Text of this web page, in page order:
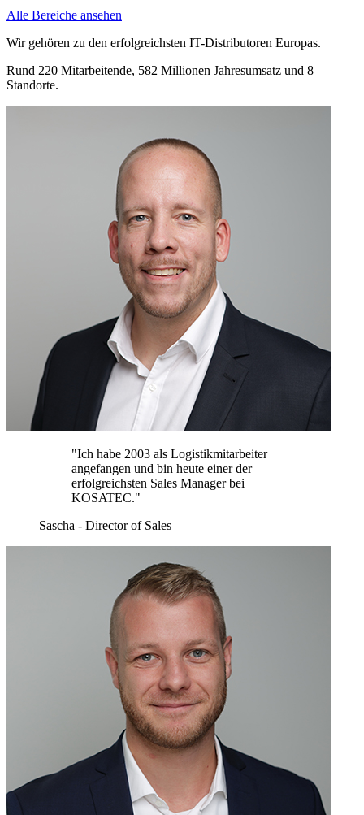
Alle Bereiche ansehen
Wir gehören zu den erfolgreichsten IT-Distributoren Europas.
Rund 220 Mitarbeitende, 582 Millionen Jahresumsatz und 8
Standorte.
"Ich habe 2003 als Logistikmitarbeiter
angefangen und bin heute einer der
erfolgreichsten Sales Manager bei
KOSATEC."
Sascha - Director of Sales